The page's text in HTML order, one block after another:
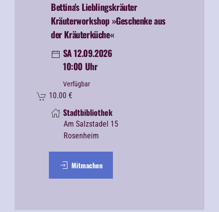
Bettina's Lieblingskräuter
Kräuterworkshop »Geschenke aus
der Kräuterküche«
SA 12.09.2026
10:00 Uhr
Verfügbar
10.00 €
Stadtbibliothek
Am Salzstadel 15
Rosenheim
Mitmachen